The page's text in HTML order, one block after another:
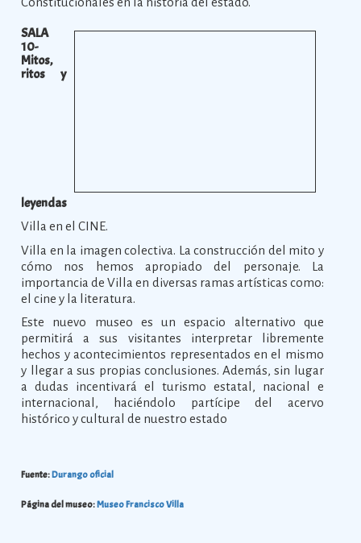
SALA
10-
Mitos,
ritos y
leyendas
Villa en el CINE.
Villa en la imagen colectiva. La construcción del mito y
cómo nos hemos apropiado del personaje. La
importancia de Villa en diversas ramas artísticas como:
el cine y la literatura.
Este nuevo museo es un espacio alternativo que
permitirá a sus visitantes interpretar libremente
hechos y acontecimientos representados en el mismo
y llegar a sus propias conclusiones. Además, sin lugar
a dudas incentivará el turismo estatal, nacional e
internacional, haciéndolo partícipe del acervo
histórico y cultural de nuestro estado
Fuente:Durango oficial
Página del museo:Museo Francisco Villa